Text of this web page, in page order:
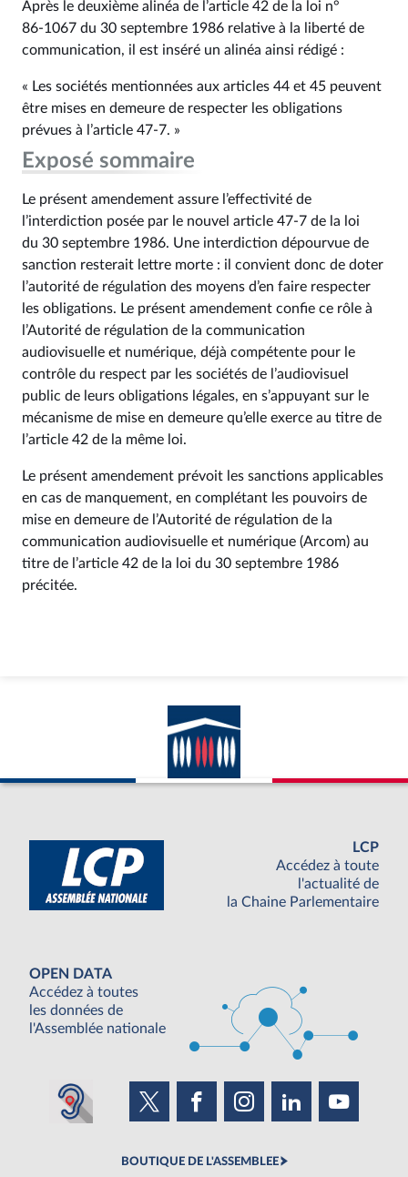
Après le deuxième alinéa de l’article 42 de la loi n°
86‑1067 du 30 septembre 1986 relative à la liberté de
communication, il est inséré un alinéa ainsi rédigé :
« Les sociétés mentionnées aux articles 44 et 45 peuvent
être mises en demeure de respecter les obligations
prévues à l’article 47‑7. »
Exposé sommaire
Le présent amendement assure l’effectivité de
l’interdiction posée par le nouvel article 47‑7 de la loi
du 30 septembre 1986. Une interdiction dépourvue de
sanction resterait lettre morte : il convient donc de doter
l’autorité de régulation des moyens d’en faire respecter
les obligations. Le présent amendement confie ce rôle à
l’Autorité de régulation de la communication
audiovisuelle et numérique, déjà compétente pour le
contrôle du respect par les sociétés de l’audiovisuel
public de leurs obligations légales, en s’appuyant sur le
mécanisme de mise en demeure qu’elle exerce au titre de
l’article 42 de la même loi.
Le présent amendement prévoit les sanctions applicables
en cas de manquement, en complétant les pouvoirs de
mise en demeure de l’Autorité de régulation de la
communication audiovisuelle et numérique (Arcom) au
titre de l’article 42 de la loi du 30 septembre 1986
précitée.
LCP
Accédez à toute
l'actualité de
la Chaine Parlementaire
OPEN DATA
Accédez à toutes
les données de
l'Assemblée nationale
BOUTIQUE DE L'ASSEMBLEE